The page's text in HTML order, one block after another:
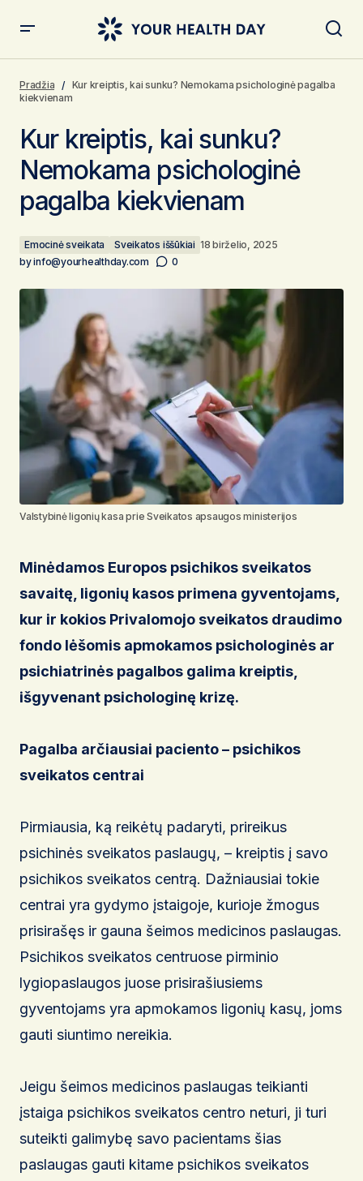
pagalba kiekvienam
Pradžia
Kur kreiptis, kai sunku? Nemokama psichologinė pagalba
kiekvienam
Kur kreiptis, kai sunku?
Nemokama psichologinė
pagalba kiekvienam
Emocinė sveikata Sveikatos iššūkiai 18 birželio, 2025
byinfo@yourhealthday.com 0
Valstybinė ligonių kasa prie Sveikatos apsaugos ministerijos
Minėdamos Europos psichikos sveikatos
savaitę, ligonių kasos primena gyventojams,
kur ir kokios Privalomojo sveikatos draudimo
fondo lėšomis apmokamos psichologinės ar
psichiatrinės pagalbos galima kreiptis,
išgyvenant psichologinę krizę.
Pagalba arčiausiai paciento – psichikos
sveikatos centrai
Pirmiausia, ką reikėtų padaryti, prireikus
psichinės sveikatos paslaugų, – kreiptis į savo
psichikos sveikatos centrą. Dažniausiai tokie
centrai yra gydymo įstaigoje, kurioje žmogus
prisirašęs ir gauna šeimos medicinos paslaugas.
Psichikos sveikatos centruose pirminio
lygiopaslaugos juose prisirašiusiems
gyventojams yra apmokamos ligonių kasų, joms
gauti siuntimo nereikia.
Jeigu šeimos medicinos paslaugas teikianti
įstaiga psichikos sveikatos centro neturi, ji turi
suteikti galimybę savo pacientams šias
paslaugas gauti kitame psichikos sveikatos